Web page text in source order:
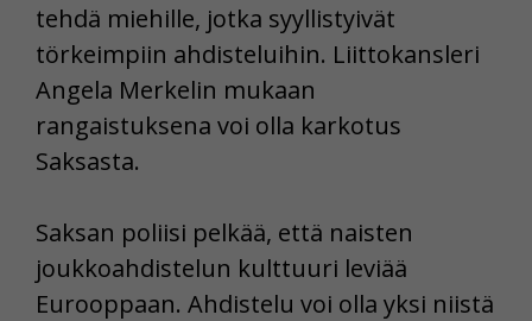
tehdä miehille, jotka syyllistyivät
törkeimpiin ahdisteluihin. Liittokansleri
Angela Merkelin mukaan
rangaistuksena voi olla karkotus
Saksasta.
Saksan poliisi pelkää, että naisten
joukkoahdistelun kulttuuri leviää
Eurooppaan. Ahdistelu voi olla yksi niistä